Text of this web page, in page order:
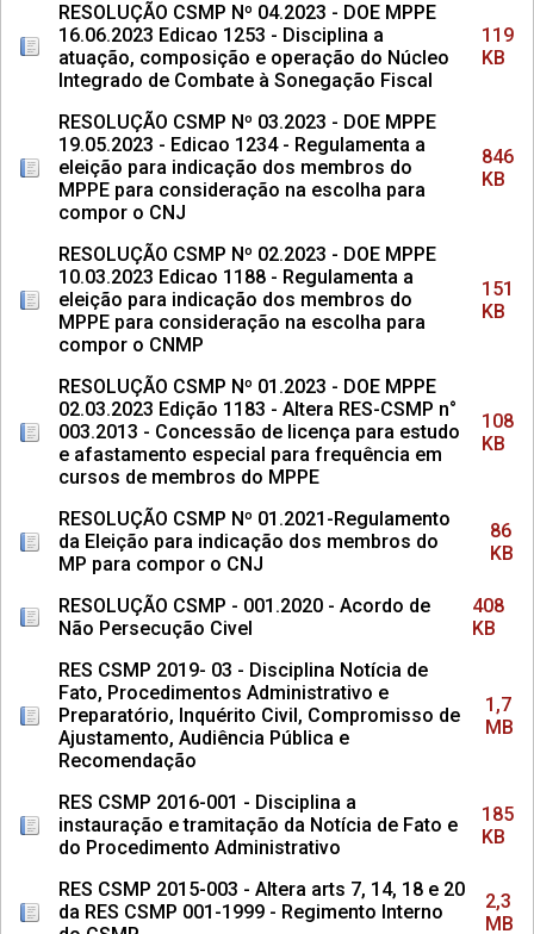
RESOLUÇÃO CSMP Nº 04.2023 - DOE MPPE
16.06.2023 Edicao 1253 - Disciplina a
atuação, composição e operação do Núcleo
Integrado de Combate à Sonegação Fiscal
119
KB
RESOLUÇÃO CSMP Nº 03.2023 - DOE MPPE
19.05.2023 - Edicao 1234 - Regulamenta a
eleição para indicação dos membros do
MPPE para consideração na escolha para
compor o CNJ
846
KB
RESOLUÇÃO CSMP Nº 02.2023 - DOE MPPE
10.03.2023 Edicao 1188 - Regulamenta a
eleição para indicação dos membros do
MPPE para consideração na escolha para
compor o CNMP
151
KB
RESOLUÇÃO CSMP Nº 01.2023 - DOE MPPE
02.03.2023 Edição 1183 - Altera RES-CSMP n°
003.2013 - Concessão de licença para estudo
e afastamento especial para frequência em
cursos de membros do MPPE
108
KB
RESOLUÇÃO CSMP Nº 01.2021-Regulamento
da Eleição para indicação dos membros do
MP para compor o CNJ
86
KB
RESOLUÇÃO CSMP - 001.2020 - Acordo de
Não Persecução Civel
408
KB
RES CSMP 2019- 03 - Disciplina Notícia de
Fato, Procedimentos Administrativo e
Preparatório, Inquérito Civil, Compromisso de
Ajustamento, Audiência Pública e
Recomendação
1,7
MB
RES CSMP 2016-001 - Disciplina a
instauração e tramitação da Notícia de Fato e
do Procedimento Administrativo
185
KB
RES CSMP 2015-003 - Altera arts 7, 14, 18 e 20
da RES CSMP 001-1999 - Regimento Interno
2,3
MB